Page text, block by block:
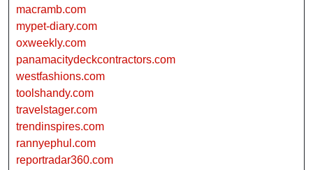
macramb.com
mypet-diary.com
oxweekly.com
panamacitydeckcontractors.com
westfashions.com
toolshandy.com
travelstager.com
trendinspires.com
rannyephul.com
reportradar360.com